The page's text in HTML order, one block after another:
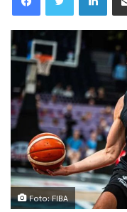
Foto: FIBA